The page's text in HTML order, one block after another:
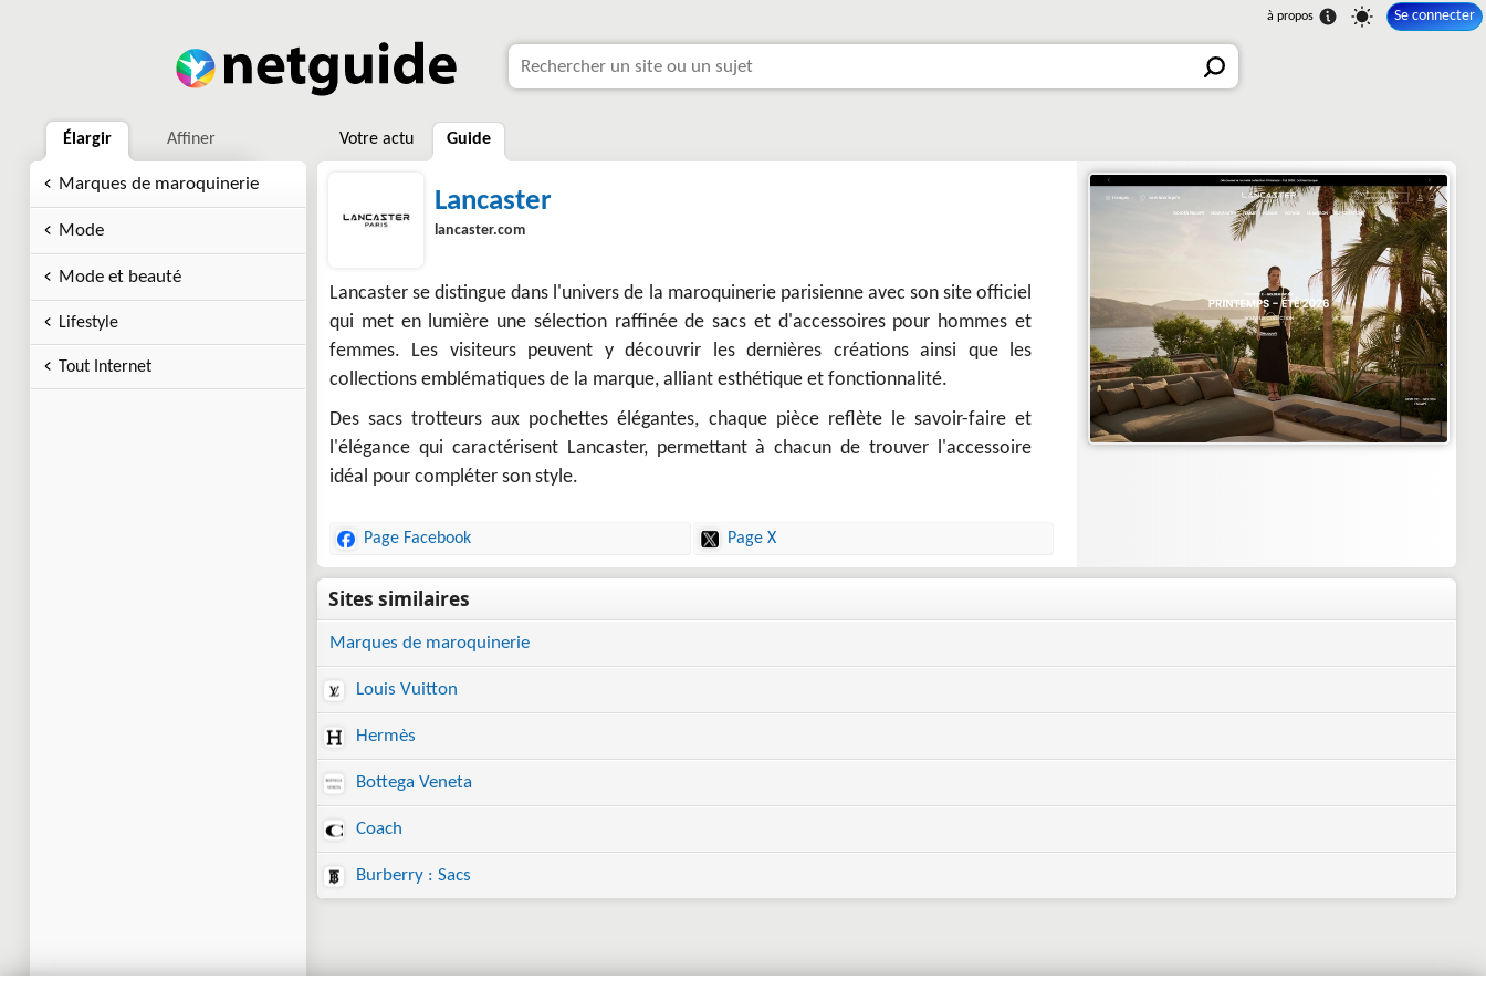
Se connecter
Élargir Affiner
Marques de maroquinerie
Mode
Mode et beauté
Lifestyle
Tout Internet
Votre actu Guide
Lancaster
lancaster.com
Lancaster se distingue dans l'univers de la maroquinerie parisienne avec son site officiel
qui met en lumière une sélection raffinée de sacs et d'accessoires pour hommes et
femmes. Les visiteurs peuvent y découvrir les dernières créations ainsi que les
collections emblématiques de la marque, alliant esthétique et fonctionnalité.
Des sacs trotteurs aux pochettes élégantes, chaque pièce reflète le savoir-faire et
l'élégance qui caractérisent Lancaster, permettant à chacun de trouver l'accessoire
idéal pour compléter son style.
Page Facebook Page X
Marques de maroquinerie
Louis Vuitton
Hermès
Bottega Veneta
Coach
Burberry : Sacs